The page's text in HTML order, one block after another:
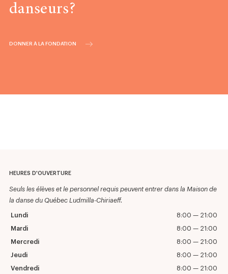
danseurs?
DONNER À LA FONDATION
HEURES D'OUVERTURE
Seuls les élèves et le personnel requis peuvent entrer dans la Maison de
la danse du Québec Ludmilla-Chiriaeff.
Lundi 8:00 — 21:00
Mardi 8:00 — 21:00
Mercredi 8:00 — 21:00
Jeudi 8:00 — 21:00
Vendredi 8:00 — 21:00